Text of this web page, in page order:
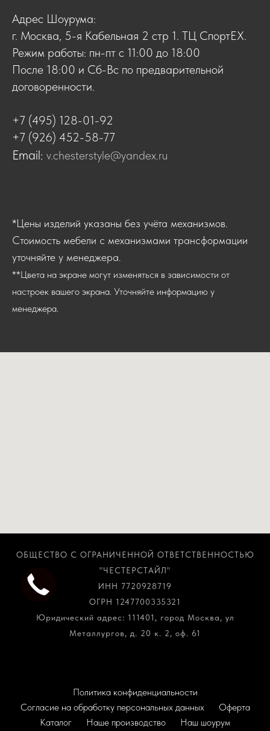
Адрес Шоурума:
г. Москва, 5-я Кабельная 2 стр 1. ТЦ СпортЕХ.
Режим работы: пн-пт с 11:00 до 18:00
После 18:00 и Сб-Вс по предварительной
договоренности.
+7 (495) 128-01-92
+7 (926) 452-58-77
Email: v.chesterstyle@yandex.ru
*Цены изделий указаны без учёта механизмов.
Стоимость мебели с механизмами трансформации
уточняйте у менеджера.
**Цвета на экране могут изменяться в зависимости от
настроек вашего экрана. Уточняйте информацию у
менеджера.
ОБЩЕСТВО С ОГРАНИЧЕННОЙ ОТВЕТСТВЕННОСТЬЮ
"ЧЕСТЕРСТАЙЛ"
ИНН 7720928719
ОГРН 1247700335321
Юридический адрес: 111401, город Москва, ул
Металлургов, д. 20 к. 2, оф. 61
Политика конфиденциальности
Согласие на обработку персональных данных
Оферта
Каталог
Наше производство Наш шоурум